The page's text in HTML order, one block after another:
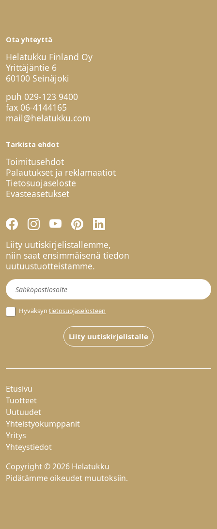
Ota yhteyttä
Helatukku Finland Oy
Yrittäjäntie 6
60100 Seinäjoki
puh 029-123 9400
fax 06-4144165
mail@helatukku.com
Tarkista ehdot
Toimitusehdot
Palautukset ja reklamaatiot
Tietosuojaseloste
Evästeasetukset
Liity uutiskirjelistallemme,
niin saat ensimmäisenä tiedon
uutuustuotteistamme.
Uutiskirje
Hyväksyn tietosuojaselosteen
Liity uutiskirjelistalle
Etusivu
Tuotteet
Uutuudet
Yhteistyökumppanit
Yritys
Yhteystiedot
Copyright © 2026 Helatukku
Pidätämme oikeudet muutoksiin.